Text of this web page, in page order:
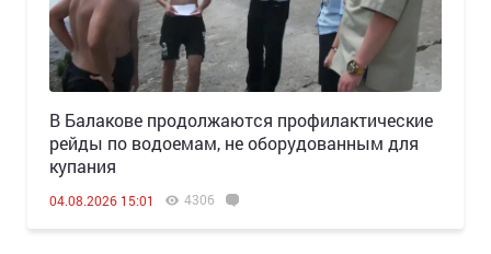
В Балакове продолжаются профилактические
рейды по водоемам, не оборудованным для
купания
04.08.2026 15:01 4306